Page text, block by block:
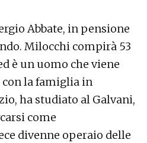
Abbate, in pensione
Milocchi compirà 53
è un uomo che viene
con la famiglia in
ha studiato al Galvani,
come
divenne operaio delle